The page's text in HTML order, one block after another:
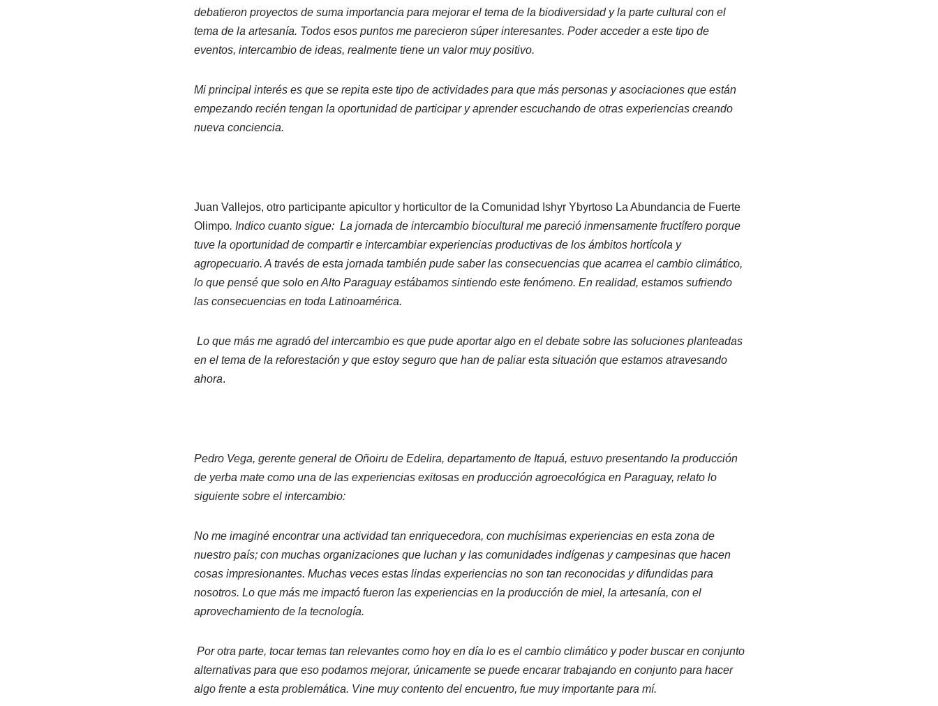
debatieron proyectos de suma importancia para mejorar el tema de la biodiversidad y la parte cultural con el
tema de la artesanía. Todos esos puntos me parecieron súper interesantes. Poder acceder a este tipo de
eventos, intercambio de ideas, realmente tiene un valor muy positivo.
Mi principal interés es que se repita este tipo de actividades para que más personas y asociaciones que están
empezando recién tengan la oportunidad de participar y aprender escuchando de otras experiencias creando
nueva conciencia.
Juan Vallejos, otro participante apicultor y horticultor de la Comunidad Ishyr Ybyrtoso La Abundancia de Fuerte
Olimpo. Indico cuanto sigue: La jornada de intercambio biocultural me pareció inmensamente fructífero porque
tuve la oportunidad de compartir e intercambiar experiencias productivas de los ámbitos hortícola y
agropecuario. A través de esta jornada también pude saber las consecuencias que acarrea el cambio climático,
lo que pensé que solo en Alto Paraguay estábamos sintiendo este fenómeno. En realidad, estamos sufriendo
las consecuencias en toda Latinoamérica.
Lo que más me agradó del intercambio es que pude aportar algo en el debate sobre las soluciones planteadas
en el tema de la reforestación y que estoy seguro que han de paliar esta situación que estamos atravesando
ahora.
Pedro Vega, gerente general de Oñoiru de Edelira, departamento de Itapuá, estuvo presentando la producción
de yerba mate como una de las experiencias exitosas en producción agroecológica en Paraguay, relato lo
siguiente sobre el intercambio:
No me imaginé encontrar una actividad tan enriquecedora, con muchísimas experiencias en esta zona de
nuestro país; con muchas organizaciones que luchan y las comunidades indígenas y campesinas que hacen
cosas impresionantes. Muchas veces estas lindas experiencias no son tan reconocidas y difundidas para
nosotros. Lo que más me impactó fueron las experiencias en la producción de miel, la artesanía, con el
aprovechamiento de la tecnología.
Por otra parte, tocar temas tan relevantes como hoy en día lo es el cambio climático y poder buscar en conjunto
alternativas para que eso podamos mejorar, únicamente se puede encarar trabajando en conjunto para hacer
algo frente a esta problemática. Vine muy contento del encuentro, fue muy importante para mí.